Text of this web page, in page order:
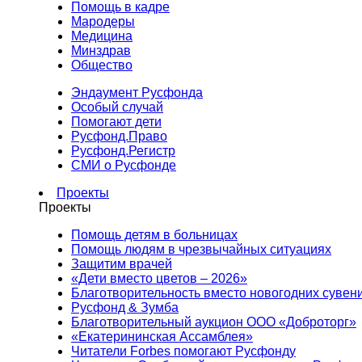
Помощь в кадре
Мародеры
Медицина
Минздрав
Общество
Эндаумент Русфонда
Особый случай
Помогают дети
Русфонд.Право
Русфонд.Регистр
СМИ о Русфонде
Проекты
Проекты
Помощь детям в больницах
Помощь людям в чрезвычайных ситуациях
Защитим врачей
«Дети вместо цветов – 2026»
Благотворительность вместо новогодних
Русфонд & Зумба
Благотворительный аукцион ООО «Доброторг»
«Екатерининская Ассамблея»
Читатели Forbes помогают Русфонду